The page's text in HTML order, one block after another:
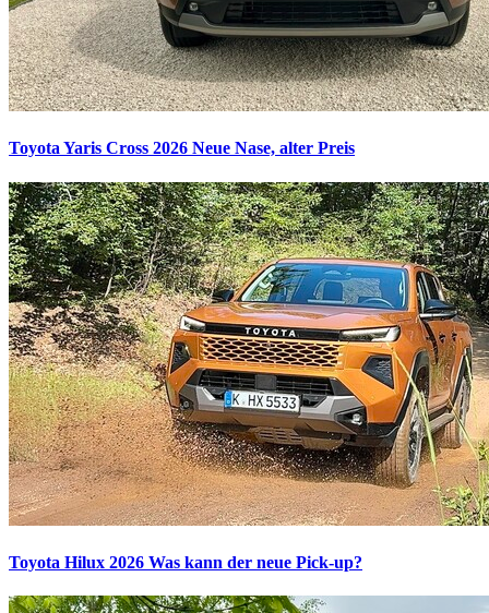
Toyota Yaris Cross 2026 Neue Nase, alter Preis
Toyota Hilux 2026 Was kann der neue Pick-up?